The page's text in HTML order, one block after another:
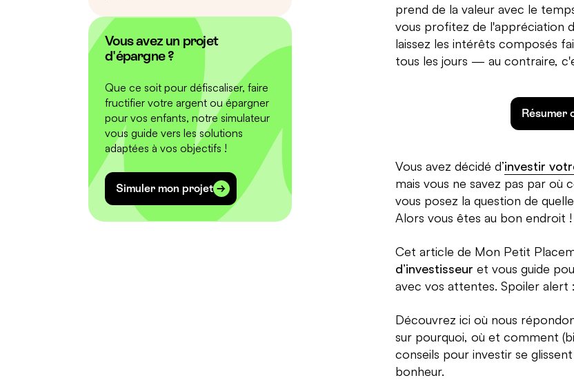
Vous avez un projet
d'épargne ?
Que ce soit pour défiscaliser, faire
fructifier votre argent ou épargner
pour vos enfants, notre simulateur
vous guide vers les solutions
adaptées à vos objectifs !
Simuler mon projet
prend de la valeur avec le
vous profitez de l'appréciation
laissez les intérêts composés
tous les jours — au contraire,
Résumer
Vous avez décidé d’investir
mais vous ne savez pas par
vous posez la question de
Alors vous êtes au bon endroit !
Cet article de Mon Petit
d’investisseur et vous guide
avec vos attentes. Spoiler alert
Découvrez ici où nous
sur pourquoi, où et comment
conseils pour investir se
bonheur.